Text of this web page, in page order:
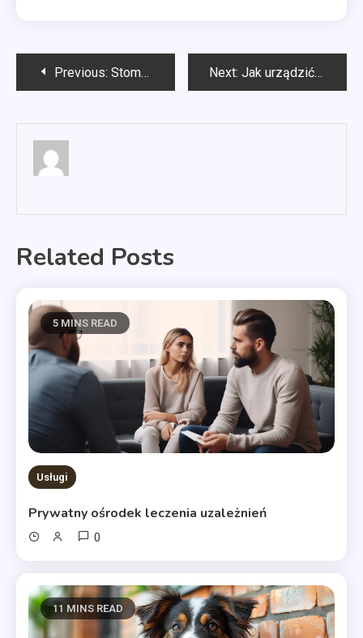
Nawigacja
Previous: Stomatologia Kraków Next: Jak urządzić warsztat samochodowy?
Related Posts
5 MINS READ
Usługi
Prywatny ośrodek leczenia uzależnień
0
11 MINS READ